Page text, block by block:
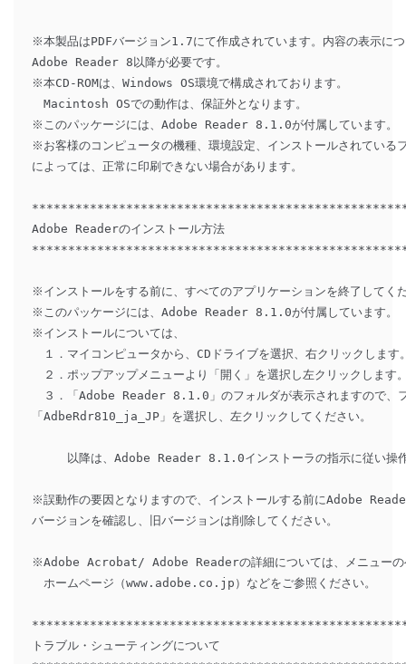
※本製品はPDFバージョン1.7にて作成されています。内容の表示
Adobe Reader 8以降が必要です。
※本CD-ROMは、Windows OS環境で構成されております。
Macintosh OSでの動作は、保証外となります。
※このパッケージには、Adobe Reader 8.1.0が付属しています。
※お客様のコンピュータの機種、環境設定、インストールされている
によっては、正常に印刷できない場合があります。
Adobe Readerのインストール方法
※インストールをする前に、すべてのアプリケーションを終了してく
※このパッケージには、Adobe Reader 8.1.0が付属しています。
※インストールについては、
１．マイコンピュータから、CDドライブを選択、右クリックします
２．ポップアップメニューより「開く」を選択し左クリックします
３．「Adobe Reader 8.1.0」のフォルダが表示されますので、
「AdbeRdr810_ja_JP」を選択し、左クリックしてください。
以降は、Adobe Reader 8.1.0インストーラの指示に従い操作
※誤動作の要因となりますので、インストールする前にAdobe
バージョンを確認し、旧バージョンは削除してください。
※Adobe Acrobat/ Adobe Readerの詳細については、メニューの
ホームページ（www.adobe.co.jp）などをご参照ください。
トラブル・シューティングについて